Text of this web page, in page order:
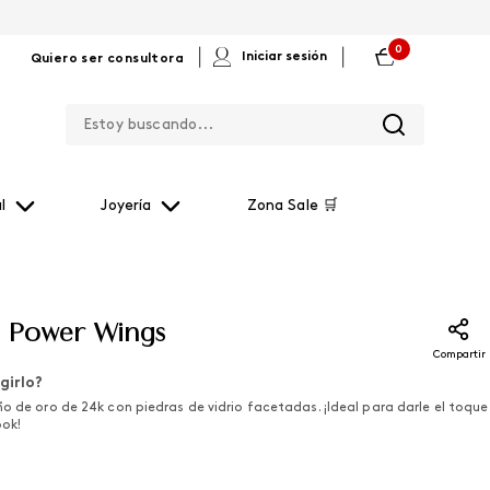
Quiero ser consultora Iniciar sesión
0
Joyería Zona Sale 🛒
Wings
Compartir
de oro de 24k con piedras de vidrio facetadas. ¡Ideal para darle el toque